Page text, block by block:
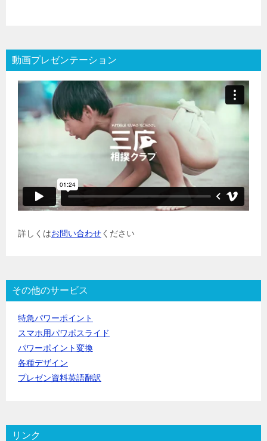
動画プレゼンテーション
詳しくはお問い合わせください
その他のサービス
特急パワーポイント
スマホ用パワポスライド
パワーポイント変換
各種デザイン
プレゼン資料英語翻訳
リンク